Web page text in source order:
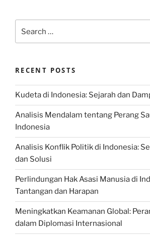
for:
RECENT POSTS
Kudeta di Indonesia: Sejarah dan
Analisis Mendalam tentang Perang
Indonesia
Analisis Konflik Politik di Indonesia:
dan Solusi
Perlindungan Hak Asasi Manusia di
Tantangan dan Harapan
Meningkatkan Keamanan Global:
dalam Diplomasi Internasional